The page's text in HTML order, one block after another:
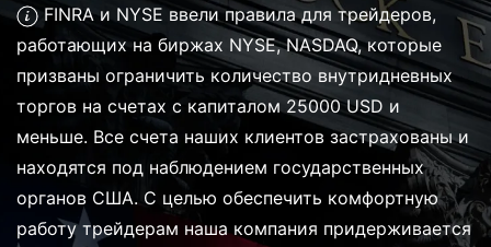
FINRA и NYSE ввели правила для трейдеров,
работающих на биржах NYSE, NASDAQ, которые
призваны ограничить количество внутридневных
торгов на счетах с капиталом 25000 USD и
меньше. Все счета наших клиентов застрахованы и
находятся под наблюдением государственных
органов США. С целью обеспечить комфортную
работу трейдерам наша компания придерживается